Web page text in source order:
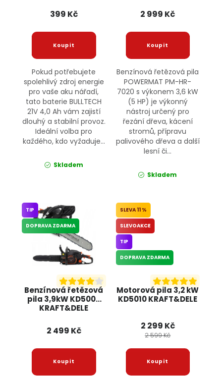
399 Kč
Pokud potřebujete
spolehlivý zdroj energie
pro vaše aku nářadí,
tato baterie BULLTECH
21V 4,0 Ah vám zajistí
dlouhý a stabilní provoz.
Ideální volba pro
každého, kdo vyžaduje...
Skladem
2 999 Kč
Benzínová řetězová pila
POWERMAT PM-HR-
7020 s výkonem 3,6 kW
(5 HP) je výkonný
nástroj určený pro
řezání dřeva, kácení
stromů, přípravu
palivového dřeva a další
lesní či...
Skladem
Benzínová řetězová
pila 3,9kW KD5000
KRAFT&DELE
TIP
DOPRAVA ZDARMA
2 499 Kč
Motorová pila 3,2 kW
KD5010 KRAFT&DELE
11 %
SLEVOAKCE
TIP
DOPRAVA ZDARMA
2 299 Kč
2 599 Kč